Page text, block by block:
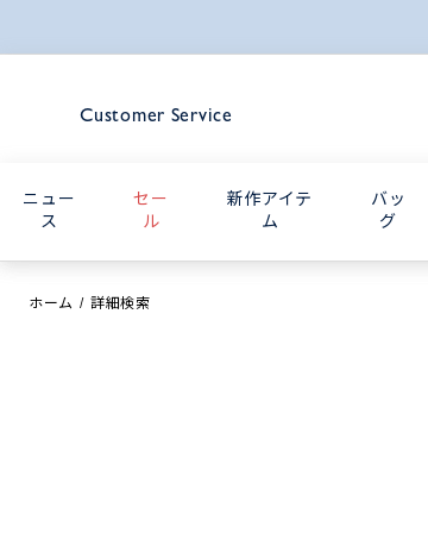
Customer Service
ニュー
ス
セー
ル
新作アイテ
ム
バッ
グ
ホーム 詳細検索